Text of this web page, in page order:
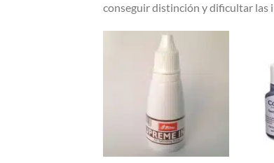
conseguir distinción y dificultar las